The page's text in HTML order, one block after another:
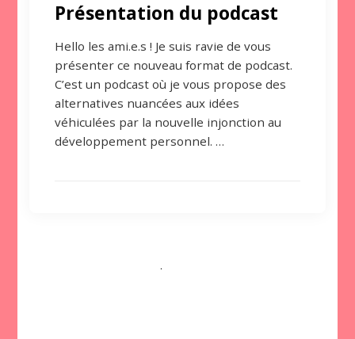
Présentation du podcast
Hello les ami.e.s ! Je suis ravie de vous
présenter ce nouveau format de podcast.
C’est un podcast où je vous propose des
alternatives nuancées aux idées
véhiculées par la nouvelle injonction au
développement personnel. …